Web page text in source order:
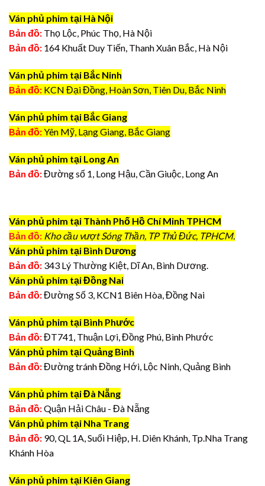
Ván phủ phim tại Hà Nội
Bản đồ: Thọ Lộc, Phúc Thọ, Hà Nội
Bản đồ: 164 Khuất Duy Tiến, Thanh Xuân Bắc, Hà Nội
Ván phủ phim tại Bắc Ninh
Bản đồ: KCN Đại Đồng, Hoàn Sơn, Tiên Du, Bắc Ninh
Ván phủ phim tại Bắc Giang
Bản đồ:Yên Mỹ, Lạng Giang, Bắc Giang
Ván phủ phim tại Long An
Bản đồ:Đường số 1, Long Hậu, Cần Giuộc, Long An
Ván phủ phim tại Thành Phố Hồ Chí Minh TPHCM
Bản đồ: Kho cầu vượt Sóng Thần, TP Thủ Đức, TPHCM.
Ván phủ phim tại Bình Dương
Bản đồ: 343 Lý Thường Kiệt, Dĩ An, Bình Dương.
Ván phủ phim tại Đồng Nai
Bản đồ:Đường Số 3, KCN1 Biên Hòa, Đồng Nai
Ván phủ phim tại Bình Phước
Bản đồ:ĐT741, Thuận Lợi, Đồng Phú, Bình Phước
Ván phủ phim tại Quảng Bình
Bản đồ:Đường tránh Đồng Hới, Lộc Ninh, Quảng Bình
Ván phủ phim tại Đà Nẵng
Bản đồ:Quận Hải Châu - Đà Nẵng
Ván phủ phim tại Nha Trang
Bản đồ: 90, QL 1A, Suối Hiệp, H. Diên Khánh, Tp.Nha Trang
Khánh Hòa
Ván phủ phim tại Kiên Giang